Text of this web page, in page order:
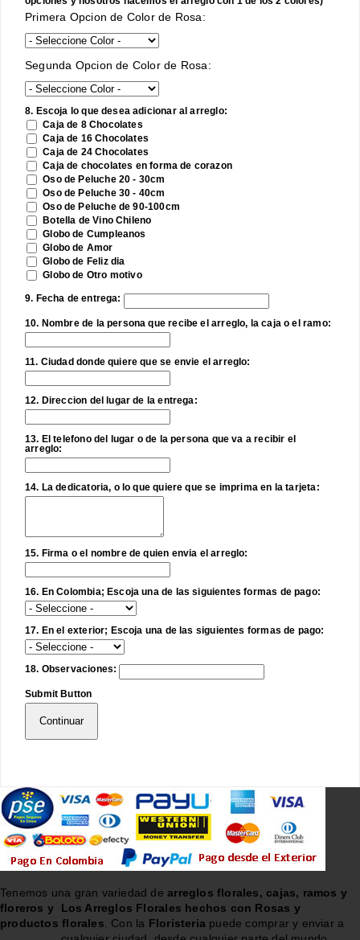
Primera Opcion de Color de Rosa:
Segunda Opcion de Color de Rosa:
8. Escoja lo que desea adicionar al arreglo:
Caja de 8 Chocolates
Caja de 16 Chocolates
Caja de 24 Chocolates
Caja de chocolates en forma de corazon
Oso de Peluche 20 - 30cm
Oso de Peluche 30 - 40cm
Oso de Peluche de 90-100cm
Botella de Vino Chileno
Globo de Cumpleanos
Globo de Amor
Globo de Feliz dia
Globo de Otro motivo
9. Fecha de entrega:
10. Nombre de la persona que recibe el arreglo, la caja o el ramo:
11. Ciudad donde quiere que se envie el arreglo:
12. Direccion del lugar de la entrega:
13. El telefono del lugar o de la persona que va a recibir el
arreglo:
14. La dedicatoria, o lo que quiere que se imprima en la tarjeta:
15. Firma o el nombre de quien envia el arreglo:
16. En Colombia; Escoja una de las siguientes formas de pago:
17. En el exterior; Escoja una de las siguientes formas de pago:
18. Observaciones:
Submit Button
Continuar
Tenemos una gran variedad dearreglos florales, cajas, ramos y
floreros y
Los Arreglos Florales hechos con Rosas y
productos florales . Con la Floristeria puede comprar y enviar a